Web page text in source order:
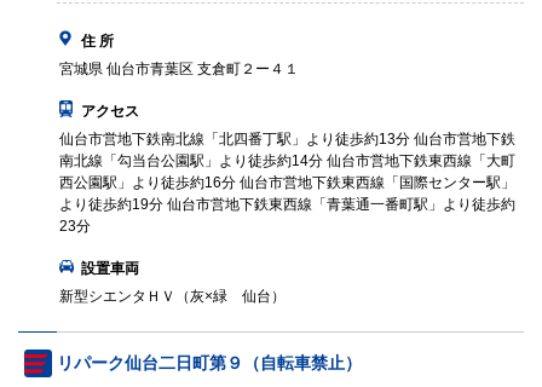
住 所
宮城県 仙台市青葉区 支倉町２ー４１
アクセス
仙台市営地下鉄南北線「北四番丁駅」より徒歩約13分 仙台市営地下鉄
南北線「勾当台公園駅」より徒歩約14分 仙台市営地下鉄東西線「大町
西公園駅」より徒歩約16分 仙台市営地下鉄東西線「国際センター駅」
より徒歩約19分 仙台市営地下鉄東西線「青葉通一番町駅」より徒歩約
23分
設置車両
新型シエンタＨＶ（灰×緑 仙台）
リパーク仙台二日町第９（自転車禁止）